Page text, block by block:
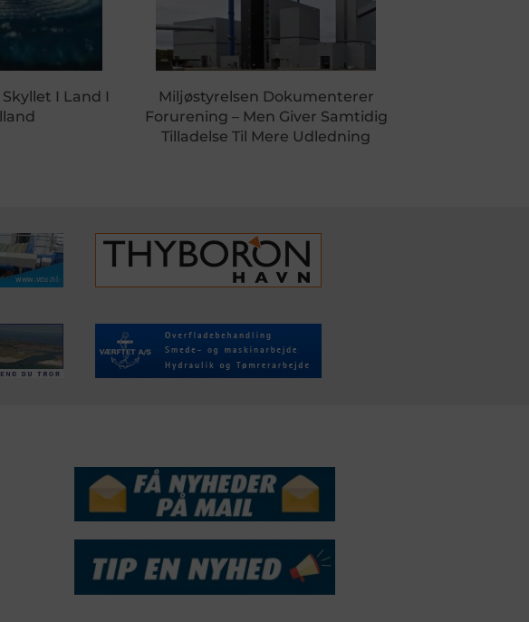
I Land I
Miljøstyrelsen Dokumenterer
Forurening – Men Giver Samtidig
Tilladelse Til Mere Udledning